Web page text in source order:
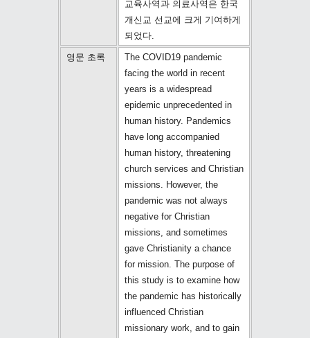
교육사역과 의료사역은 한국
개신교 선교에 크게 기여하게
되었다.
영문 초록
The COVID19 pandemic
facing the world in recent
years is a widespread
epidemic unprecedented in
human history. Pandemics
have long accompanied
human history, threatening
church services and Christian
missions. However, the
pandemic was not always
negative for Christian
missions, and sometimes
gave Christianity a chance
for mission. The purpose of
this study is to examine how
the pandemic has historically
influenced Christian
missionary work, and to gain